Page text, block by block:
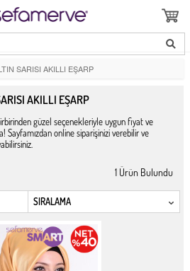
SARISI AKILLI EŞARP
AKILLI EŞARP
güzel seçenekleriyle uygun fiyat ve
online siparişinizi verebilir ve
1 Ürün Bulundu